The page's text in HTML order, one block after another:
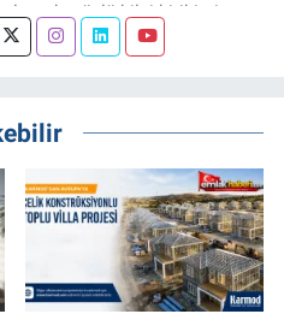
güçlü bilgi birikimine
odaklı deneyimli bir
haber, analiz ve özel
konusunda yetkinim.